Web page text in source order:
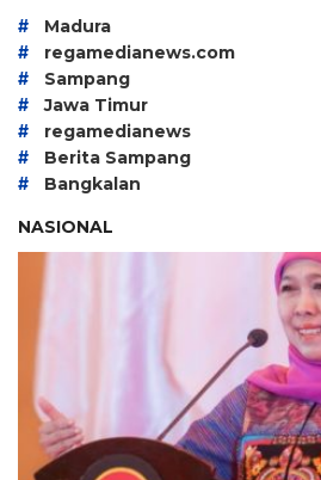
# Madura
# regamedianews.com
# Sampang
# Jawa Timur
# regamedianews
# Berita Sampang
#
Bangkalan
NASIONAL